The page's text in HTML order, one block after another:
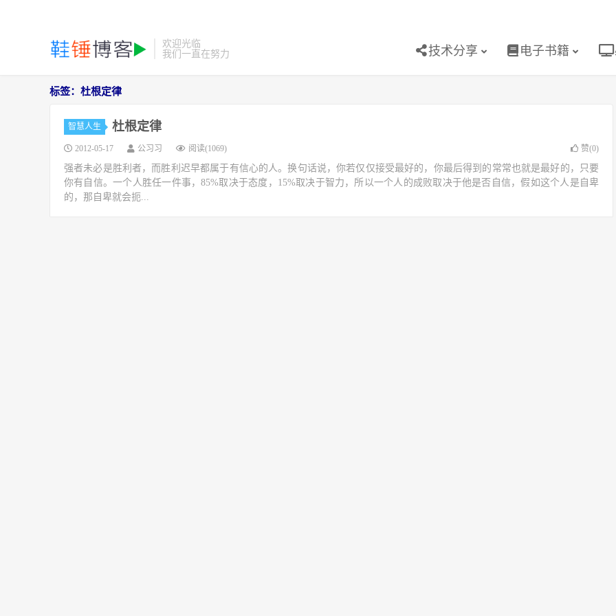
欢迎光临
我们一直在努力
技术分享 电子书籍
标签：杜根定律
智慧人生 杜根定律
2012-05-17 公习习 阅读(1069) 赞(0)
强者未必是胜利者，而胜利迟早都属于有信心的人。换句话说，你若仅仅接受最好的，你最后得到的常常也就是最好的，只要
你有自信。一个人胜任一件事，85%取决于态度，15%取决于智力，所以一个人的成败取决于他是否自信，假如这个人是自卑
的，那自卑就会扼...